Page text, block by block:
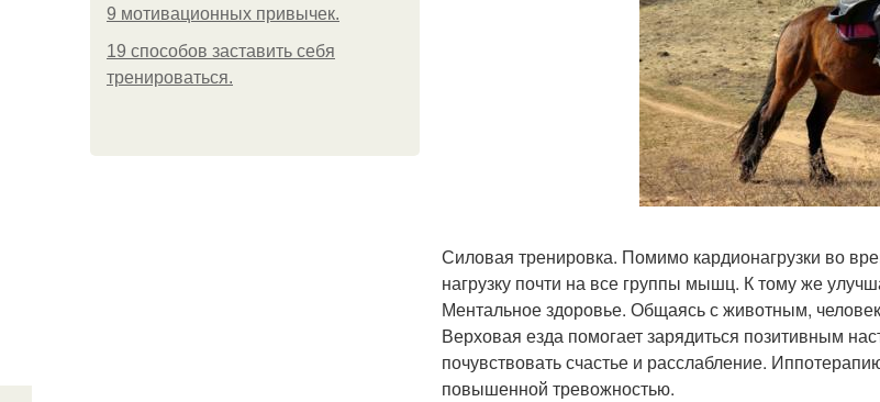
9 мотивационных привычек.
19 способов заставить себя
тренироваться.
Силовая тренировка. Помимо кардионагрузки во
нагрузку почти на все группы мышц. К тому же
Ментальное здоровье. Общаясь с животным,
Верховая езда помогает зарядиться позитивным
почувствовать счастье и расслабление.
повышенной тревожностью.